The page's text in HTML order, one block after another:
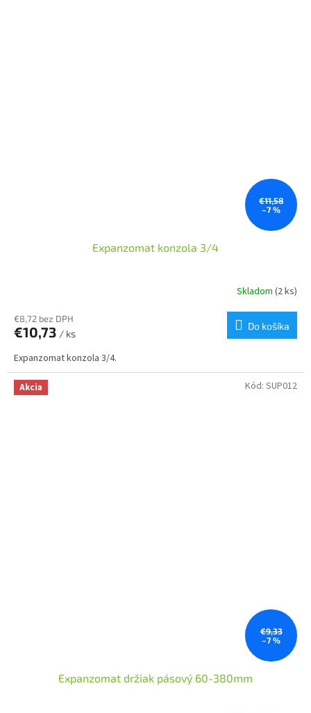
€11,58
–7 %
Expanzomat konzola 3/4
Skladom (2 ks)
€8,72 bez DPH
€10,73 / ks
Do košíka
Expanzomat konzola 3/4.
Akcia
€9,33
–7 %
Expanzomat držiak pásový 60-380mm
Kód: SUP012